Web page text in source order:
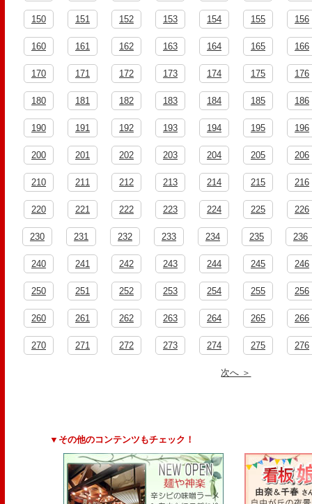
150 151 152 153 154 155 156
160 161 162 163 164 165 166
170 171 172 173 174 175 176
180 181 182 183 184 185 186
190 191 192 193 194 195 196
200 201 202 203 204 205 206
210 211 212 213 214 215 216
220 221 222 223 224 225 226
230 231 232 233 234 235 236
240 241 242 243 244 245 246
250 251 252 253 254 255 256
260 261 262 263 264 265 266
270 271 272 273 274 275 276
次へ ＞
▼その他のコンテンツもチェック！